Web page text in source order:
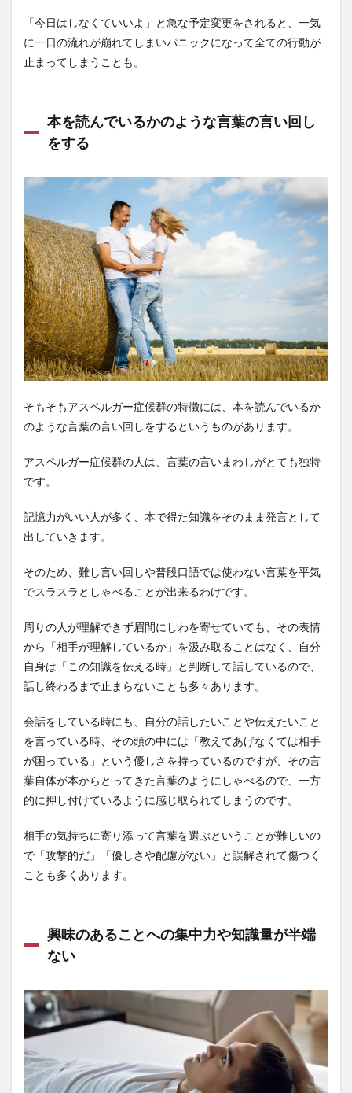
「今日はしなくていいよ」と急な予定変更をされると、一気
に一日の流れが崩れてしまいパニックになって全ての行動が
止まってしまうことも。
本を読んでいるかのような言葉の言い回し
をする
そもそもアスペルガー症候群の特徴には、本を読んでいるか
のような言葉の言い回しをするというものがあります。
アスペルガー症候群の人は、言葉の言いまわしがとても独特
です。
記憶力がいい人が多く、本で得た知識をそのまま発言として
出していきます。
そのため、難し言い回しや普段口語では使わない言葉を平気
でスラスラとしゃべることが出来るわけです。
周りの人が理解できず眉間にしわを寄せていても、その表情
から「相手が理解しているか」を汲み取ることはなく、自分
自身は「この知識を伝える時」と判断して話しているので、
話し終わるまで止まらないことも多々あります。
会話をしている時にも、自分の話したいことや伝えたいこと
を言っている時、その頭の中には「教えてあげなくては相手
が困っている」という優しさを持っているのですが、その言
葉自体が本からとってきた言葉のようにしゃべるので、一方
的に押し付けているように感じ取られてしまうのです。
相手の気持ちに寄り添って言葉を選ぶということが難しいの
で「攻撃的だ」「優しさや配慮がない」と誤解されて傷つく
ことも多くあります。
興味のあることへの集中力や知識量が半端
ない